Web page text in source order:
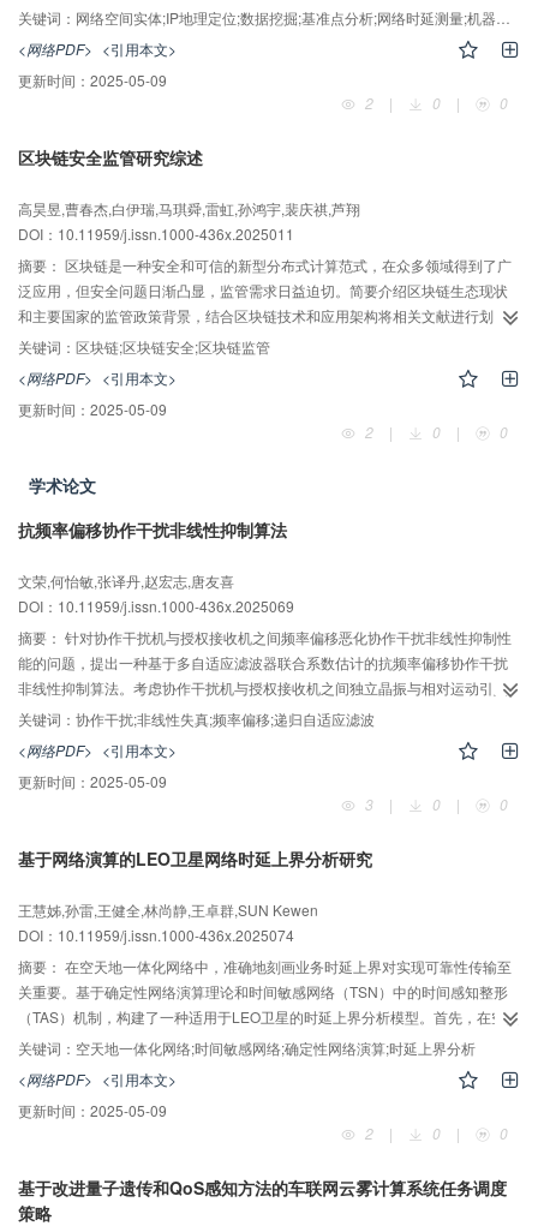
研实际应用场景和潜在发展方向。通过构建综合性IP地理定位技术体系框架，
整合不同方法与范式，重点分析目前存在的问题，旨在为后续研究提供理论与
方法论的支持，推动IP地理定位技术进一步发展和创新性应用。
关键词： 网络空间实体;IP地理定位;数据挖掘;基准点分析;网络时延测量;机器学习;深度学习
<网络PDF> <引用本文>
更新时间： 2025-05-09
2
| 0 | 0
区块链安全监管研究综述
高昊昱,曹春杰,白伊瑞,马琪舜,雷虹,孙鸿宇,裴庆祺,芦翔
DOI：10.11959/j.issn.1000-436x.2025011
摘要： 区块链是一种安全和可信的新型分布式计算范式，在众多领域得到了广
泛应用，但安全问题日渐凸显，监管需求日益迫切。简要介绍区块链生态现状
和主要国家的监管政策背景，结合区块链技术和应用架构将相关文献进行划
分，从链内、链间和链外3个方面分析现有的监管技术及方案的特点。首先将链
内监管进一步划分为基础设施层监管、核心功能层监管和用户层监管3个层次，
并分别详细探讨了各个层次下不同监管技术的优势和不足。随后将链间监管划
分为基于“以链治链”思想的监管和跨链安全监管两类，分别简要讨论相关研究的
特点，并简要介绍了链外监管的一些代表性案例。最后分析了当前区块链安全
管综述方面的空白，为区块链监管方案设计提供了参考。
关键词： 区块链;区块链安全;区块链监管
<网络PDF> <引用本文>
更新时间： 2025-05-09
2
| 0 | 0
学术论文
抗频率偏移协作干扰非线性抑制算法
文荣,何怡敏,张译丹,赵宏志,唐友喜
DOI：10.11959/j.issn.1000-436x.2025069
摘要： 针对协作干扰机与授权接收机之间频率偏移恶化协作干扰非线性抑制性
能的问题，提出一种基于多自适应滤波器联合系数估计的抗频率偏移协作干扰
非线性抑制算法。考虑协作干扰机与授权接收机之间独立晶振与相对运动引入
频率偏移，结合功率放大器非线性失真的问题，建立协作干扰非线性接收信号
数学模型。通过将协作干扰联合信道分解为动态与静态两部分，将原系统模型
转换为递归模型。基于频率偏移的存在区间，通过假设频率偏移值，利用多个
自适应滤波器联合估计协作干扰非线性重建系数，完成协作干扰抑制。仿真结
果表明，在相同复杂度下，所提算法的抗频率偏移性能优于现有协作干扰非线
关键词： 协作干扰;非线性失真;频率偏移;递归自适应滤波
<网络PDF> <引用本文>
更新时间： 2025-05-09
3
| 0 | 0
基于网络演算的LEO卫星网络时延上界分析研究
王慧姊,孙雷,王健全,林尚静,王卓群,SUN Kewen
DOI：10.11959/j.issn.1000-436x.2025074
摘要： 在空天地一体化网络中，准确地刻画业务时延上界对实现可靠性传输至
关重要。基于确定性网络演算理论和时间敏感网络（TSN）中的时间感知整形
（TAS）机制，构建了一种适用于LEO卫星的时延上界分析模型。首先，在空天
地一体化网络背景下，构建了基于网络演算的LEO卫星网络时延保障架构；然
后，基于漏桶模型构建了业务模型，并考虑了不同优先级干扰流在最坏情况下
的影响，构建了单卫星节点服务曲线。针对同优先级干扰流，提出了一种新的
剩余服务曲线计算方法，并结合最小加代数的卷积定理构建了改进的网络演算
算法。最后，在给定LEO卫星网络和业务模型下对所提算法进行了测试，并将
能更准确地评估端到端时延上界，且计算时间显著降低。
关键词： 空天地一体化网络;时间敏感网络;确定性网络演算;时延上界分析
<网络PDF> <引用本文>
更新时间： 2025-05-09
2
| 0 | 0
基于改进量子遗传和QoS感知方法的车联网云雾计算系统任务调度
策略